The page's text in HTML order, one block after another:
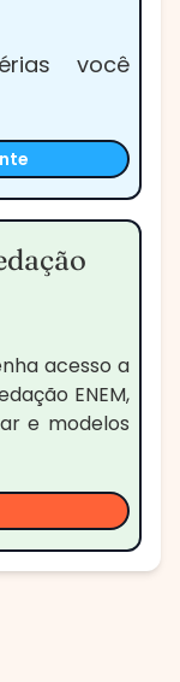
você
acesso a
ENEM,
e modelos